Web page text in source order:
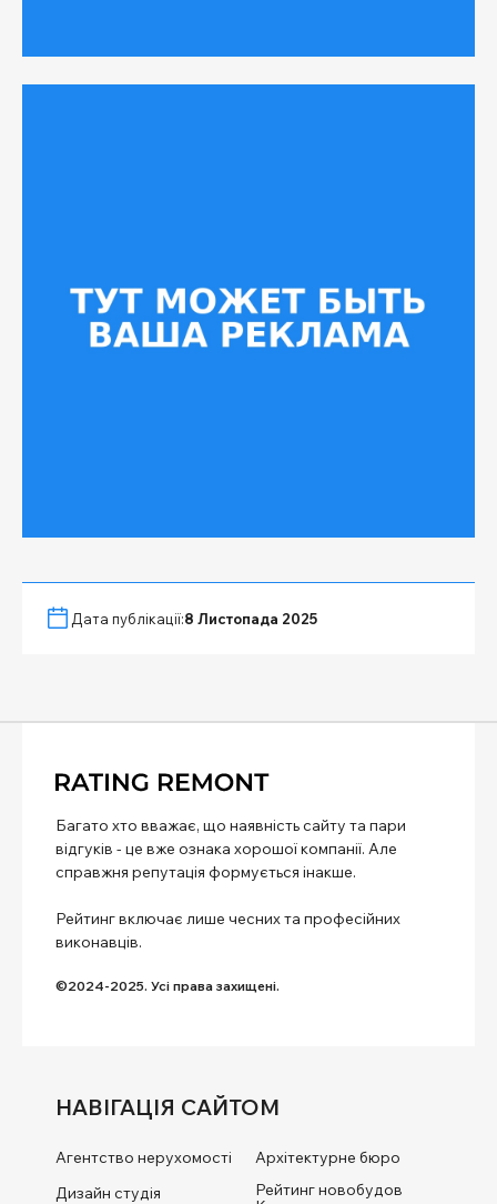
Дата публікації:8 Листопада 2025
Багато хто вважає, що наявність сайту та пари
відгуків - це вже ознака хорошої компанії. Але
справжня репутація формується інакше.
Рейтинг включає лише чесних та професійних
виконавців.
©2024-2025. Усі права захищені.
НАВІГАЦІЯ САЙТОМ
Агентство нерухомості
Архітектурне бюро
Дизайн студія
Рейтинг новобудов